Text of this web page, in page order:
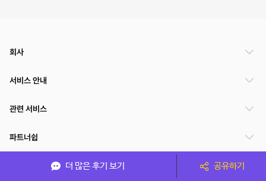
더 많은 후기 보기 공유하기
회사
서비스 안내
관련 서비스
파트너쉽
서비스 제공 국가